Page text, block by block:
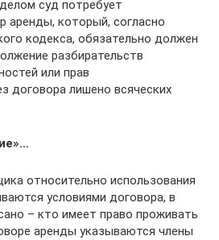
суд потребует
аренды, который, согласно
кодекса, обязательно должен
разбирательств
или прав
договора лишено всяческих
относительно использования
условиями договора, в
– кто имеет право проживать
аренды указываются члены